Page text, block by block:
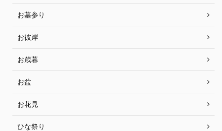
お墓参り
お彼岸
お歳暮
お盆
お花見
ひな祭り